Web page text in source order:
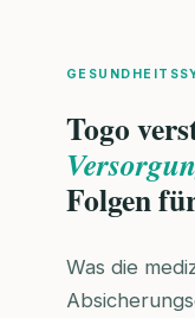
Togo
Folgen
Was die